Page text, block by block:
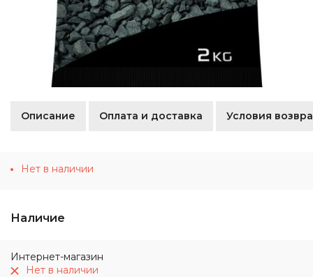
Описание Оплата и доставка Условия
Нет в наличии
Наличие
Интернет-магазин
Нет в наличии